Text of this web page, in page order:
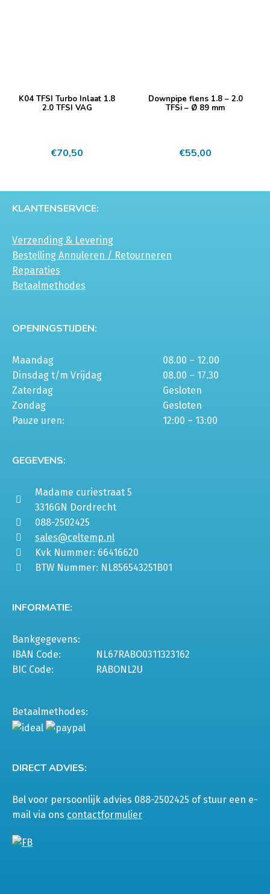
K04 TFSI Turbo Inlaat 1.8
2.0 TFSI VAG
€70,50
Downpipe flens 1.8 – 2.0
TFSi – Ø 89 mm
€55,00
KLANTENSERVICE:
Verzending & Levering
Bestelling Annuleren / Retourneren
Reparaties
Betaalmethodes
OPENINGSTIJDEN:
Maandag
08.00 – 12.00
Dinsdag t/m Vrijdag
08.00 – 17.30
Zaterdag
Gesloten
Zondag
Gesloten
Pauze uren:
12:00 – 13:00
GEGEVENS:
Madame curiestraat 5
3316GN Dordrecht
088-2502425
sales@celtemp.nl
Kvk Nummer: 66416620
BTW Nummer: NL856543251B01
INFORMATIE:
Bankgegevens:
IBAN Code:
NL67RABO0311323162
BIC Code:
RABONL2U
Betaalmethodes:
DIRECT ADVIES:
Bel voor persoonlijk advies 088-2502425 of stuur een e-
mail via ons contactformulier